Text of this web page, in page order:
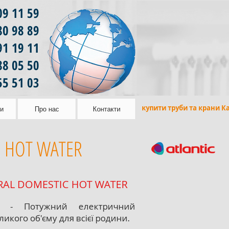
11 59
98 89
19 11
05 50
51 03
Про нас Контакти купити труби та крани
WATER
DOMESTIC HOT WATER
- Потужний електричний
об'єму для всієї родини.